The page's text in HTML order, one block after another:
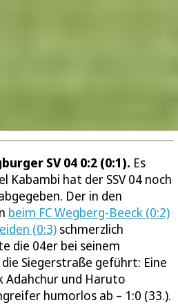
SV 04 0:2 (0:1). Es
Kabambi hat der SSV 04 noch
Der in den
beim FC Wegberg-Beeck (0:2)
(0:3) schmerzlich
die 04er bei seinem
Siegerstraße geführt: Eine
und Haruto
humorlos ab – 1:0 (33.).